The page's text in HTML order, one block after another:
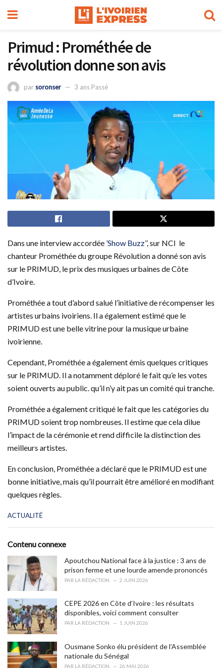
Primud : Prométhée de
révolution donne son avis
par soronser 3 ans Passé
Dans une interview accordée ’Show Buzz’’, sur NCI le
chanteur Prométhée du groupe Révolution a donné son avis
sur le PRIMUD, le prix des musiques urbaines de Côte
d’Ivoire.
Prométhée a tout d’abord salué l’initiative de récompenser les
artistes urbains ivoiriens. Il a également estimé que le
PRIMUD est une belle vitrine pour la musique urbaine
ivoirienne.
Cependant, Prométhée a également émis quelques critiques
sur le PRIMUD. Il a notamment déploré le fait qu’e les votes
soient ouverts au public. qu’il n’y ait pas un comité qui tranche.
Prométhée a également critiqué le fait que les catégories du
PRIMUD soient trop nombreuses. Il estime que cela dilue
l’impact de la cérémonie et rend difficile la distinction des
meilleurs artistes.
En conclusion, Prométhée a déclaré que le PRIMUD est une
bonne initiative, mais qu’il pourrait être amélioré en modifiant
quelques règles.
C
e
r
e
:
ACTUALITÉ
Contenu connexe
Apoutchou National face à la justice : 3 ans de
prison ferme et une lourde amende prononcés
PAR LA RÉDACTION 2 JUIN 2026
CEPE 2026 en Côte d’Ivoire : les résultats
disponibles, voici comment consulter
PAR LA RÉDACTION 1 JUIN 2026
Ousmane Sonko élu président de l’Assemblée
nationale du Sénégal
PAR LA RÉDACTION 26 MAI 2026